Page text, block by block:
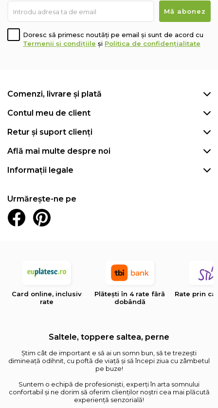
Doresc să primesc noutăți pe email și sunt de acord cu
Termenii și condițiile și Politica de confidențialitate
Comenzi, livrare și plată
Contul meu de client
Retur și suport clienți
Află mai multe despre noi
Informații legale
Urmărește-ne pe
Card online, inclusiv
rate
Plătești în 4 rate fără
dobândă
Rate prin
Saltele, toppere saltea, perne
Știm cât de important e să ai un somn bun, să te trezești
dimineață odihnit, cu poftă de viață și să începi ziua cu zâmbetul
pe buze!
Suntem o echipă de profesioniști, experți în arta somnului
confortabil și ne dorim să oferim clienților noștri cea mai plăcută
experiență senzorială!